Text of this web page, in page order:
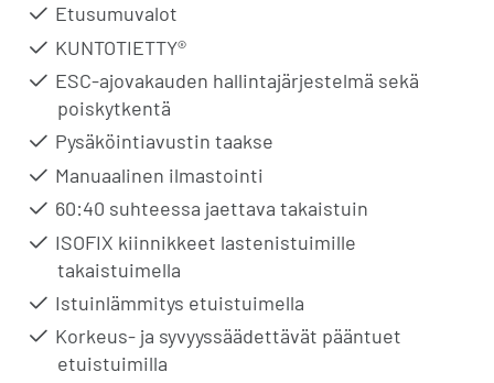
Etusumuvalot
KUNTOTIETTY®
ESC-ajovakauden hallintajärjestelmä sekä
poiskytkentä
Pysäköintiavustin taakse
Manuaalinen ilmastointi
60:40 suhteessa jaettava takaistuin
ISOFIX kiinnikkeet lastenistuimille
takaistuimella
Istuinlämmitys etuistuimella
Korkeus- ja syvyyssäädettävät pääntuet
etuistuimilla